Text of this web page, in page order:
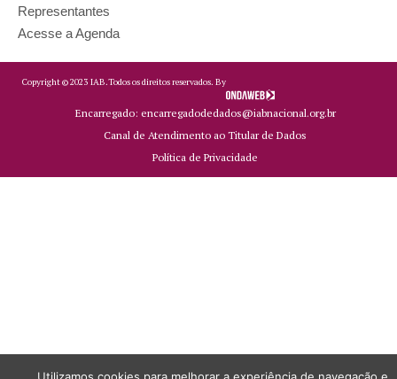
Representantes
Acesse a Agenda
Copyright ©2023 IAB.Todos os direitos reservados. By
Encarregado: encarregadodedados@iabnacional.org.br
Canal de Atendimento ao Titular de Dados
Política de Privacidade